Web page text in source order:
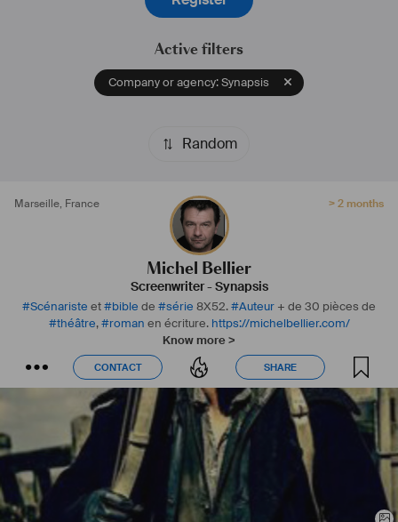
Active filters
Company or agency: Synapsis
Random
Marseille, France > 2 months
Michel Bellier
Screenwriter-Synapsis
#Scénariste et#bible de #série 8X52.#Auteur + de 30 pièces de
#théâtre,#roman en écriture. https://michelbellier.com/
Know more >
actuellement jouée au Théâtre Rive Gauche (Paris – 2022), Michel
Bellier développe actuellement sa série originale APATRIDES
accompagné par Artemis productions.
écrivain
CONTACT SHARE
CONTACT SHARE